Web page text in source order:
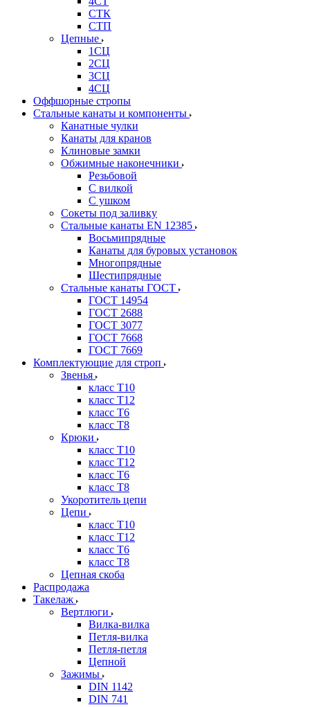
СТК
СТП
Цепные
1СЦ
2СЦ
3СЦ
4СЦ
Оффшорные стропы
Стальные канаты и компоненты
Канатные чулки
Канаты для кранов
Клиновые замки
Обжимные наконечники
Резьбовой
С вилкой
С ушком
Сокеты под заливку
Стальные канаты EN 12385
Восьмипрядные
Канаты для буровых установок
Многопрядные
Шестипрядные
Стальные канаты ГОСТ
ГОСТ 14954
ГОСТ 2688
ГОСТ 3077
ГОСТ 7668
ГОСТ 7669
Комплектующие для строп
Звенья
класс Т10
класс Т12
класс Т6
класс Т8
Крюки
класс Т10
класс Т12
класс Т6
класс Т8
Укоротитель цепи
Цепи
класс Т10
класс Т12
класс Т6
класс Т8
Цепная скоба
Распродажа
Такелаж
Вертлюги
Вилка-вилка
Петля-вилка
Петля-петля
Цепной
Зажимы
DIN 1142
DIN 741